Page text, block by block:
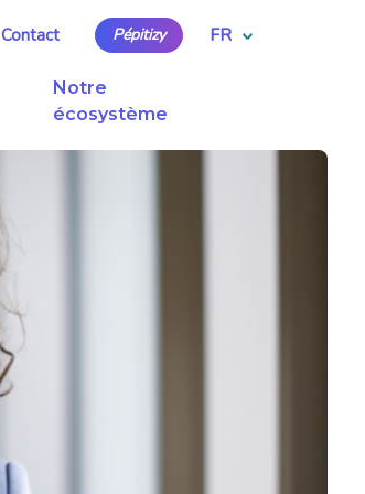
Contact Pépitizy FR
Notre
écosystème